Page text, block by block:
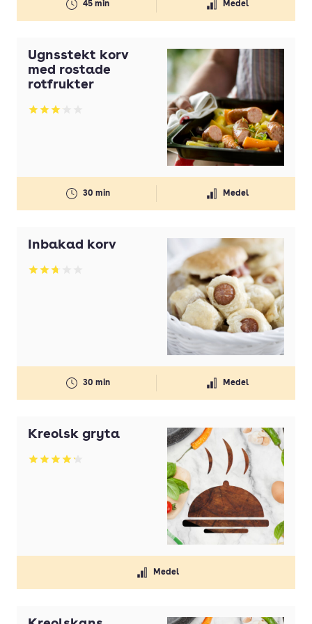
45 min Medel
Ugnsstekt korv
med rostade
rotfrukter
Betyg: 3.04 av 5
30 min Medel
Inbakad korv
Betyg: 2.71 av 5
30 min Medel
Kreolsk gryta
Betyg: 4.23 av 5
Medel